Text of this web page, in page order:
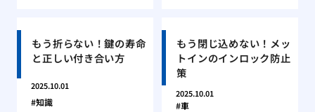
もう折らない！鍵の寿命
と正しい付き合い方
2025.10.01
知識
もう閉じ込めない！メッ
トインのインロック防止
策
2025.10.01
車